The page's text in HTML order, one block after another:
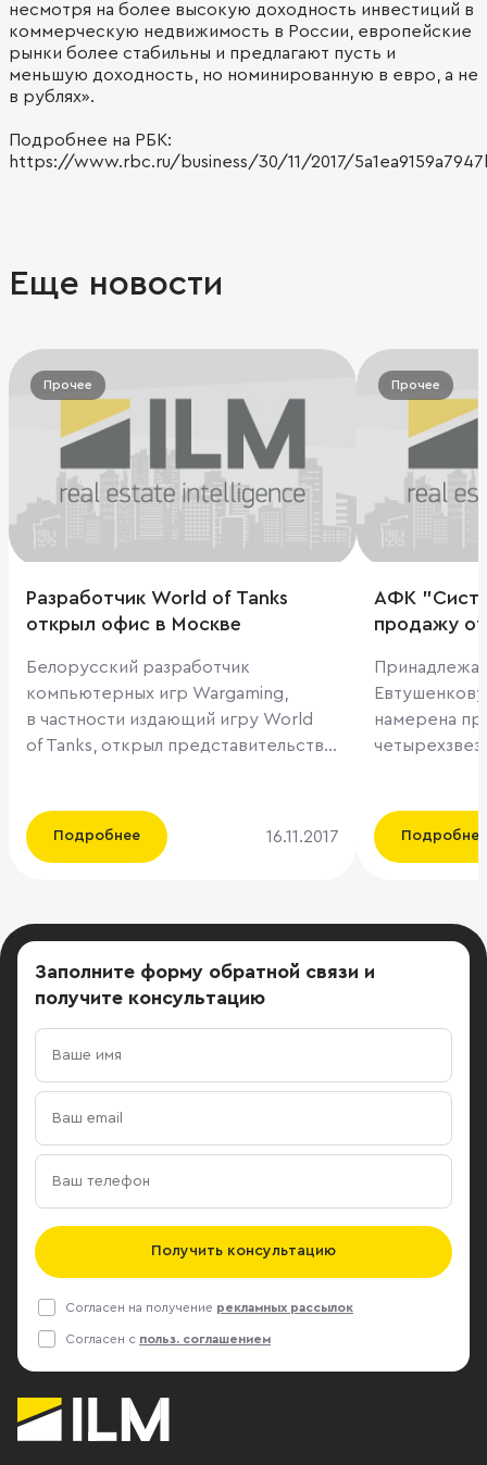
несмотря на более высокую доходность инвестиций в
коммерческую недвижимость в России, европейские
рынки более стабильны и предлагают пусть и
меньшую доходность, но номинированную в евро, а не
в рублях».
Подробнее на РБК:
https://www.rbc.ru/business/30/11/2017/
Еще новости
Прочее
Разработчик World of Tanks
открыл офис в Москве
Белорусский разработчик
компьютерных игр Wargaming,
в частности издающий игру World
of Tanks, открыл представительство
офиса компании ILM. IT-компания
арендовала 430 квадратных метров
релизе. Wargaming — один
и разработчиков на рынке free-to-
play MMO игр. Компания была
основана в 1998 году. В настоящее
время компания работает
над военной серией MMO-игр,
посвященных танковым, воздушным
и морским сражениям середины XX
века: World of Tanks, World
of Warplanes и World of Warships.
https://realty.ria.ru/news_cre/20171117/1509014353.html
Подробнее 16.11.2017
Прочее
АФК
продажу
намерена
назад у
Якунина. Подробнее читайте на РБК:
Подробнее
Заполните форму обратной связи и
получите консультацию
Получить консультацию
Согласен на получение рекламных рассылок
Согласен с польз. соглашением